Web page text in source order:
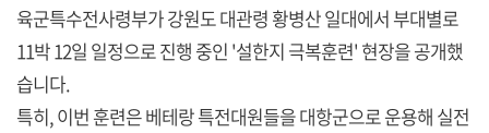
육군특수전사령부가 강원도 대관령 황병산 일대에서 부대별로
11박 12일 일정으로 진행 중인 '설한지 극복훈련' 현장을 공개했
습니다.
특히, 이번 훈련은 베테랑 특전대원들을 대항군으로 운용해 실전